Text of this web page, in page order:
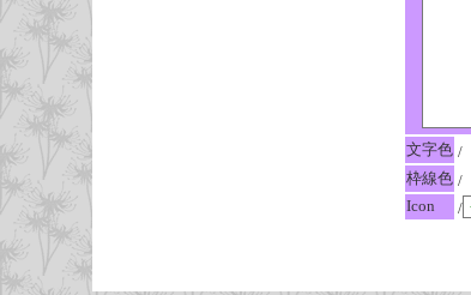
文字色 /
枠線色 /
Icon
/